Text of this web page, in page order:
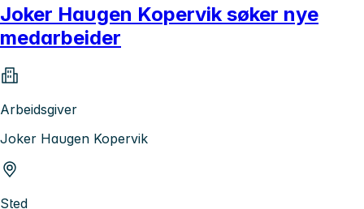
Joker Haugen Kopervik søker nye
medarbeider
Arbeidsgiver
Joker Haugen Kopervik
Sted